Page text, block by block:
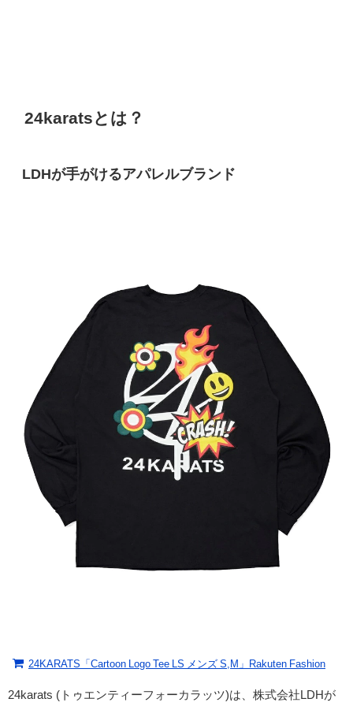
24karatsとは？
LDHが手がけるアパレルブランド
24KARATS「Cartoon Logo Tee LS メンズ S,M」Rakuten Fashion
24karats ( トゥエンティーフォーカラッツ)は、 株式会社LDHが